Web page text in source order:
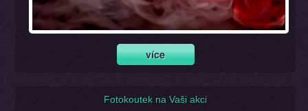
Fotokoutek na Vaši akci